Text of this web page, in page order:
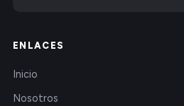
ENLACES
Inicio
Nosotros